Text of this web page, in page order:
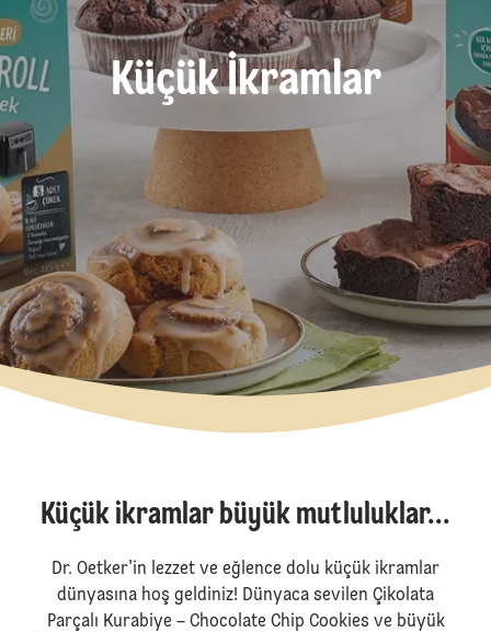
Küçük İkramlar
Küçük ikramlar büyük mutluluklar...
Dr. Oetker'in lezzet ve eğlence dolu küçük ikramlar
dünyasına hoş geldiniz! Dünyaca sevilen Çikolata
Parçalı Kurabiye – Chocolate Chip Cookies ve büyük